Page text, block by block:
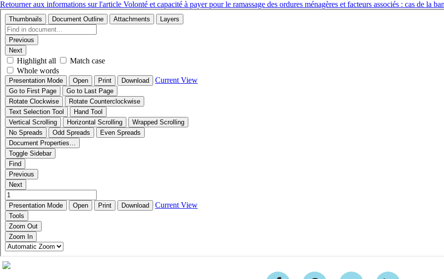
Retourner aux informations sur l'article Volonté et capacité à payer pour le ramassage des ordures ménagères et facteurs associés : cas de la